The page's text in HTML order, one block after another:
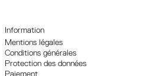
Information
Mentions légales
Conditions générales
Protection des données
Paiement